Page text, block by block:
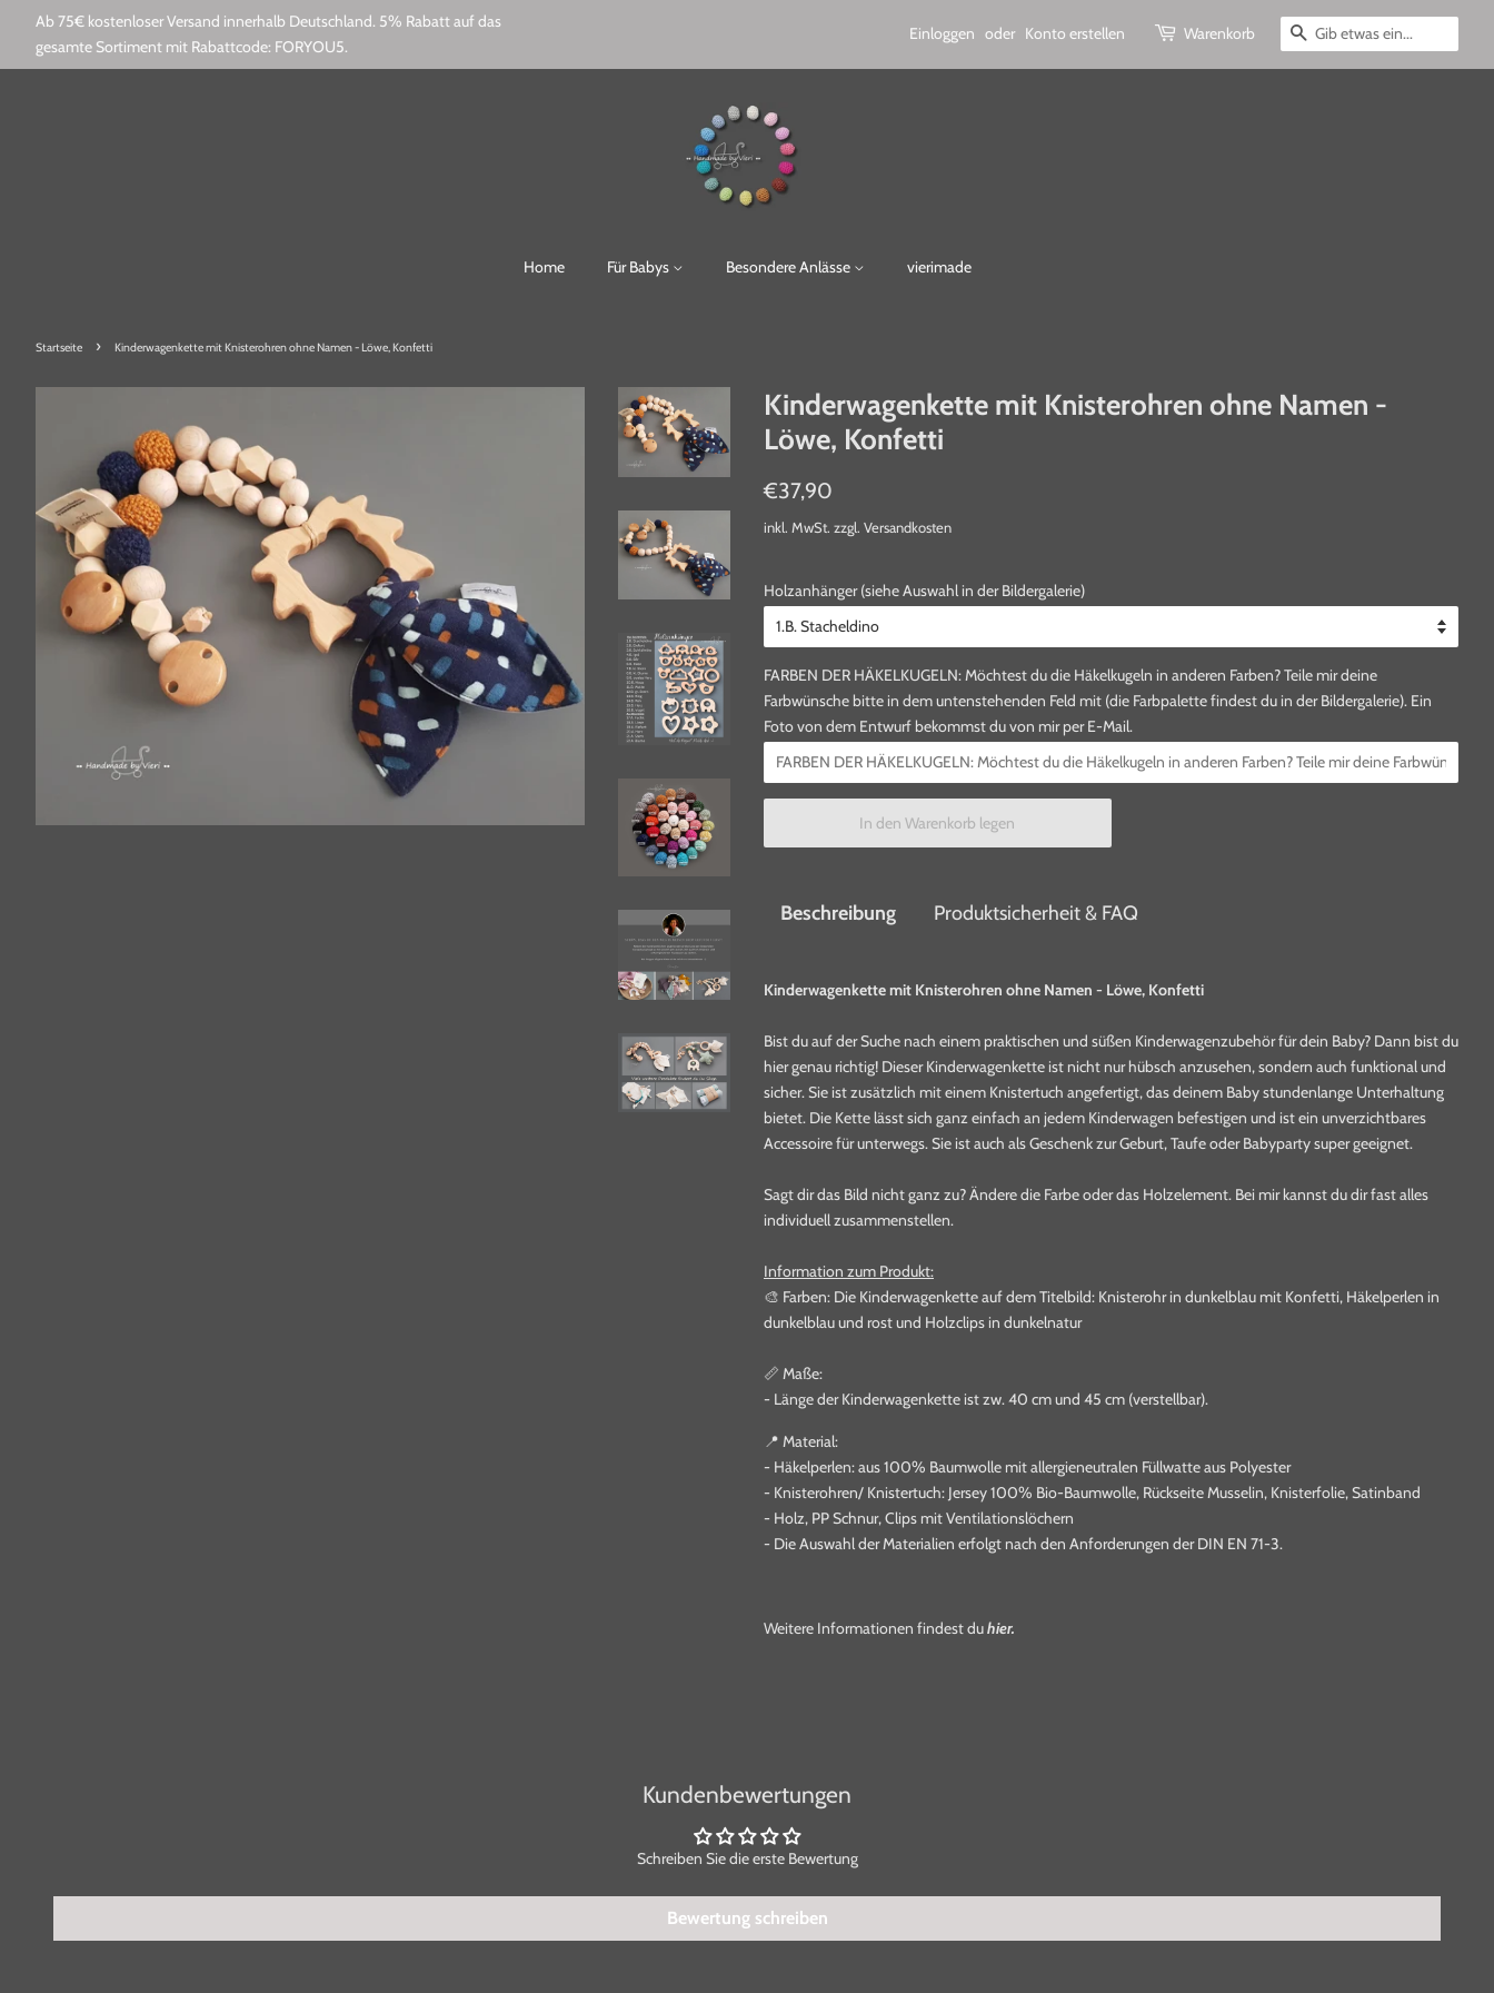
Ab 75€ kostenloser Versand innerhalb Deutschland. 5% Rabatt auf das
gesamte Sortiment mit Rabattcode: FORYOU5.
Einloggen oder Konto erstellen Warenkorb Suchen
Home Für Babys Besondere Anlässe vierimade
Startseite › Kinderwagenkette mit Knisterohren ohne Namen - Löwe, Konfetti
Kinderwagenkette mit Knisterohren ohne Namen -
Löwe, Konfetti
Normaler
€37,90
inkl. MwSt. zzgl. Versandkosten
Holzanhänger (siehe Auswahl in der Bildergalerie)
FARBEN DER HÄKELKUGELN: Möchtest du die Häkelkugeln in anderen Farben? Teile mir deine
Farbwünsche bitte in dem untenstehenden Feld mit (die Farbpalette findest du in der Bildergalerie). Ein
Foto von dem Entwurf bekommst du von mir per E-Mail.
In den Warenkorb legen
Beschreibung Produktsicherheit & FAQ
Kinderwagenkette mit Knisterohren ohne Namen - Löwe, Konfetti
Bist du auf der Suche nach einem praktischen und süßen Kinderwagenzubehör für dein Baby? Dann bist du
hier genau richtig! Dieser Kinderwagenkette ist nicht nur hübsch anzusehen, sondern auch funktional und
sicher. Sie ist zusätzlich mit einem Knistertuch angefertigt, das deinem Baby stundenlange Unterhaltung
bietet. Die Kette lässt sich ganz einfach an jedem Kinderwagen befestigen und ist ein unverzichtbares
Accessoire für unterwegs. Sie ist auch als Geschenk zur Geburt, Taufe oder Babyparty super geeignet.
Sagt dir das Bild nicht ganz zu? Ändere die Farbe oder das Holzelement. Bei mir kannst du dir fast alles
individuell zusammenstellen.
Information zum Produkt:
🎨 Farben: Die Kinderwagenkette auf dem Titelbild: Knisterohr in dunkelblau mit Konfetti, Häkelperlen in
dunkelblau und rost und Holzclips in dunkelnatur
📏 Maße:
- Länge der Kinderwagenkette ist zw. 40 cm und 45 cm (verstellbar).
📍 Material:
- Häkelperlen: aus 100% Baumwolle mit allergieneutralen Füllwatte aus Polyester
- Knisterohren/ Knistertuch: Jersey 100% Bio-Baumwolle, Rückseite Musselin, Knisterfolie, Satinband
- Holz, PP Schnur, Clips mit Ventilationslöchern
- Die Auswahl der Materialien erfolgt nach den Anforderungen der DIN EN 71-3.
Weitere Informationen findest duhier.
Kundenbewertungen
Schreiben Sie die erste Bewertung
Bewertung schreiben